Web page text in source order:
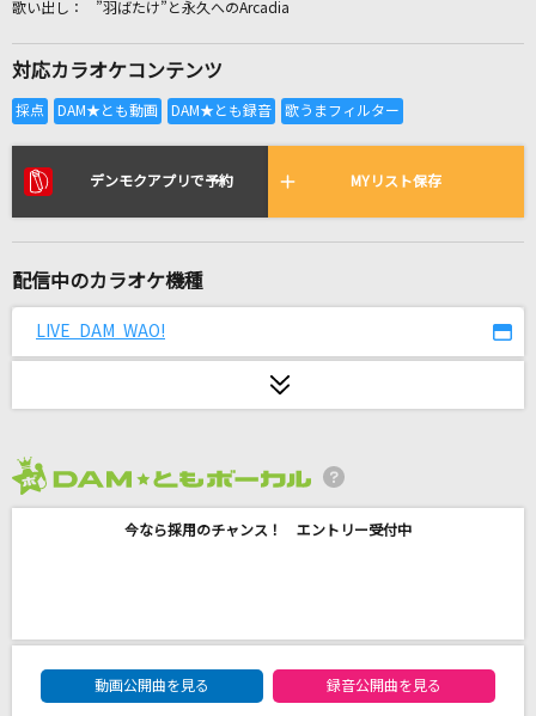
全国りれき
リアルタイムで歌われている曲の一覧
Deep in Abyss
[生音]未来
世界が終るまでは…
”羽ばたけ”と永久へのArcadia
対応カラオケコンテンツ
デンモクアプリで予約 MYリスト保存
配信中のカラオケ機種
LIVE DAM WAO!
今なら採用のチャンス！ エントリー受付中
DAM★ともボーカルエントリーランキング
動画公開曲を見る
録音公開曲を見る